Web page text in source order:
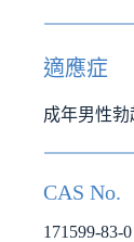
的
果
適應症
成年男性勃
CAS No.
171599-83-0